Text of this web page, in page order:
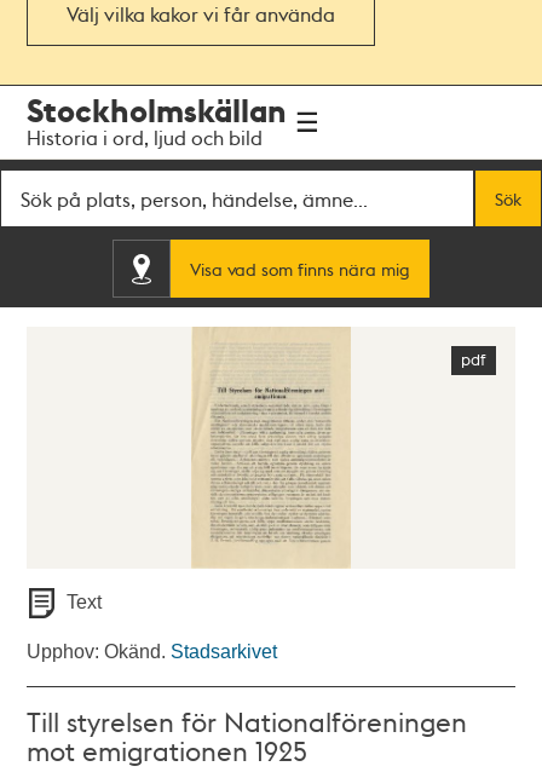
Välj vilka kakor vi får använda
navigationen
huvudinnehållet
Stockholmskällan
Historia i ord, ljud och bild
Sök
Visa vad som finns nära mig
Text
Upphov: Okänd. Stadsarkivet
Till styrelsen för Nationalföreningen
mot emigrationen 1925